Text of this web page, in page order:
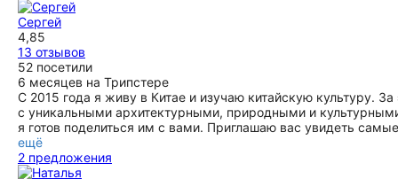
Сергей
4,85
13 отзывов
52 посетили
6 месяцев на Трипстере
С 2015 года я живу в Китае и изучаю китайскую культуру.
с уникальными архитектурными, природными и
я готов поделиться им с вами. Приглашаю вас увидеть
ещё
2 предложения